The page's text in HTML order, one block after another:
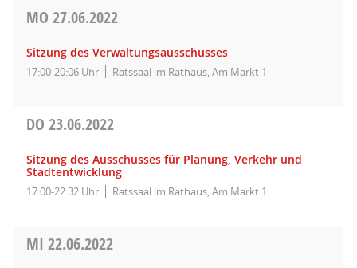
MO 27.06.2022
Sitzung des Verwaltungsausschusses
17:00-20:06 Uhr Ratssaal im Rathaus, Am Markt 1
DO 23.06.2022
Sitzung des Ausschusses für Planung, Verkehr und
Stadtentwicklung
17:00-22:32 Uhr Ratssaal im Rathaus, Am Markt 1
MI 22.06.2022